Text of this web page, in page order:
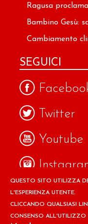
Ragusa
Bambino Gesù:
Cambiamento
SEGUICI
Twitter
Youtube
Google
Copyright ©
QUESTO SITO UTILIZZA
L'ESPERIENZA UTENTE.
CLICCANDO QUALSIASI
CONSENSO ALL'UTILIZZO